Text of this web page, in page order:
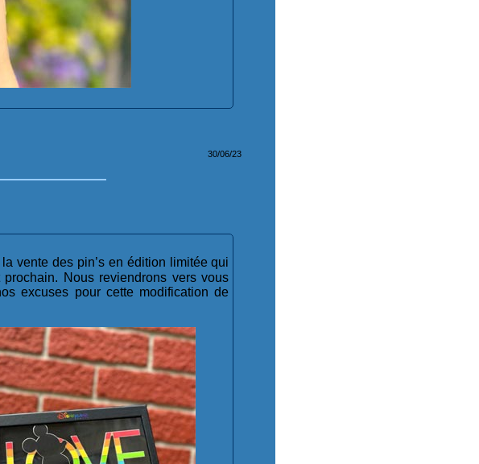
30/06/23
vente des pin’s en édition limitée qui
Nous reviendrons vers vous
excuses pour cette modification de